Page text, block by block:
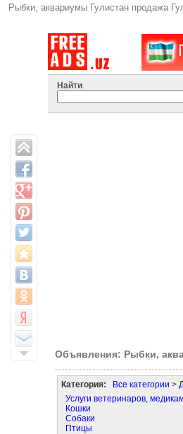
Рыбки, аквариумы Гулистан продажа
Найти
Объявления: Рыбки,
Категория: Все категории >
Услуги ветеринаров,
Кошки
Собаки
Птицы